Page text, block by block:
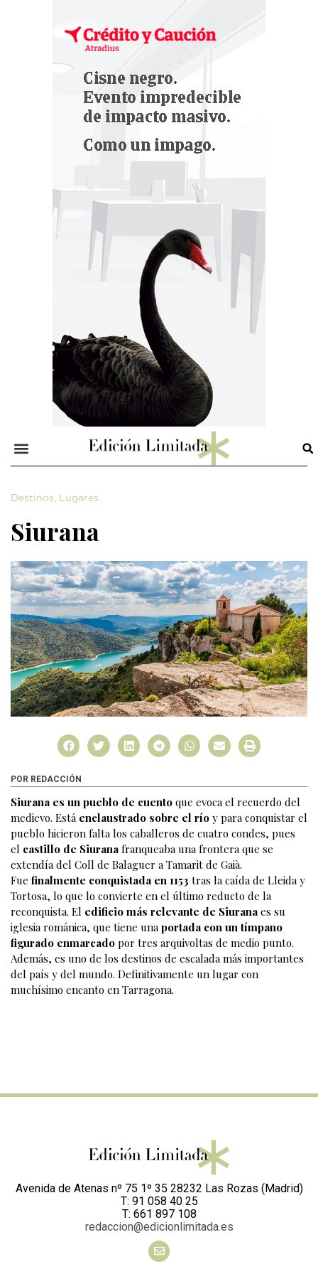
Destinos, Lugares
Siurana
POR REDACCIÓN
Siurana es un pueblo de cuento que evoca el recuerdo del
medievo. Está enclaustrado sobre el río y para conquistar el
pueblo hicieron falta los caballeros de cuatro condes, pues
el castillo de Siurana franqueaba una frontera que se
extendía del Coll de Balaguer a Tamarit de Gaià.
Fue finalmente conquistada en 1153 tras la caída de Lleida y
Tortosa, lo que lo convierte en el último reducto de la
reconquista. El edificio más relevante de Siurana es su
iglesia románica, que tiene una portada con un tímpano
figurado enmarcado por tres arquivoltas de medio punto.
Además, es uno de los destinos de escalada más importantes
del país y del mundo. Definitivamente un lugar con
muchísimo encanto en Tarragona.
Avenida de Atenas nº 75 1º 35 28232 Las Rozas (Madrid)
T: 91 058 40 25
T: 661 897 108
redaccion@edicionlimitada.es